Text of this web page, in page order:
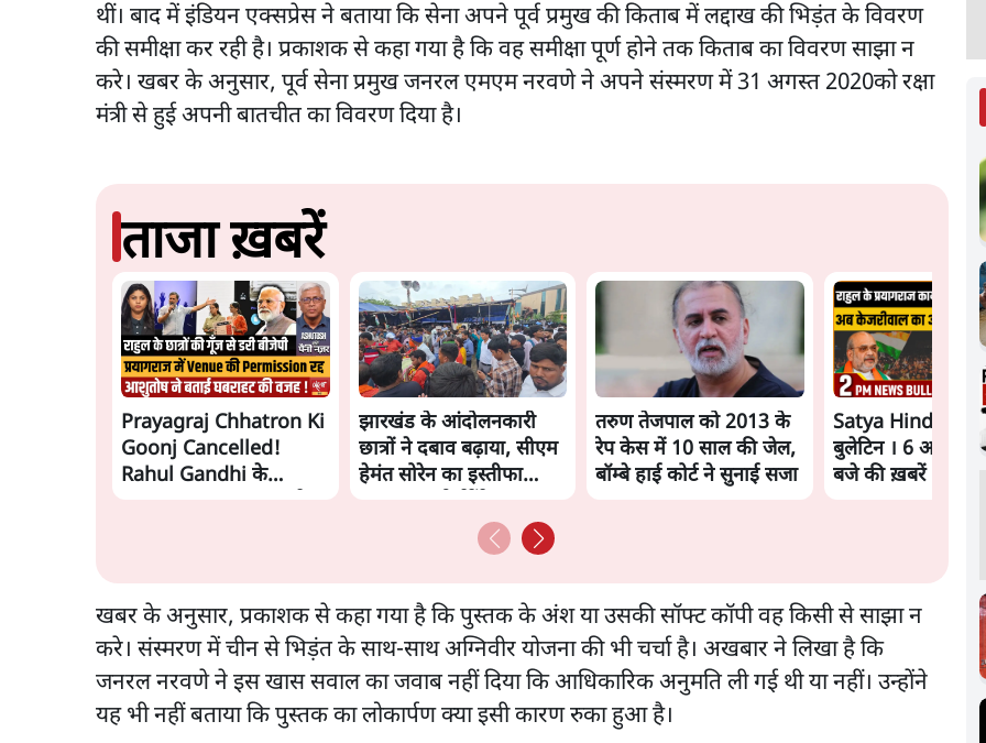
थीं। बाद में इंडियन एक्सप्रेस ने बताया कि सेना अपने पूर्व प्रमुख की किताब में लद्दाख की भिड़ंत के विवरण
की समीक्षा कर रही है। प्रकाशक से कहा गया है कि वह समीक्षा पूर्ण होने तक किताब का विवरण साझा न
करे। खबर के अनुसार, पूर्व सेना प्रमुख जनरल एमएम नरवणे ने अपने संस्मरण में 31 अगस्त 2020को रक्षा
मंत्री से हुई अपनी बातचीत का विवरण दिया है।
ताजा ख़बरें
Prayagraj Chhatron Ki
Goonj Cancelled!
Rahul Gandhi के
झारखंड के आंदोलनकारी
छात्रों ने दबाव बढ़ाया, सीएम
हेमंत सोरेन का इस्तीफा
तरुण तेजपाल को 2013 के
रेप केस में 10 साल की जेल,
बॉम्बे हाई कोर्ट ने सुनाई सजा
Satya Hindi
बुलेटिन । 6 अगस्त,
बजे की ख़बरें
खबर के अनुसार, प्रकाशक से कहा गया है कि पुस्तक के अंश या उसकी सॉफ्ट कॉपी वह किसी से साझा न
करे। संस्मरण में चीन से भिड़ंत के साथ-साथ अग्निवीर योजना की भी चर्चा है। अखबार ने लिखा है कि
जनरल नरवणे ने इस खास सवाल का जवाब नहीं दिया कि आधिकारिक अनुमति ली गई थी या नहीं। उन्होंने
यह भी नहीं बताया कि पुस्तक का लोकार्पण क्या इसी कारण रुका हुआ है।